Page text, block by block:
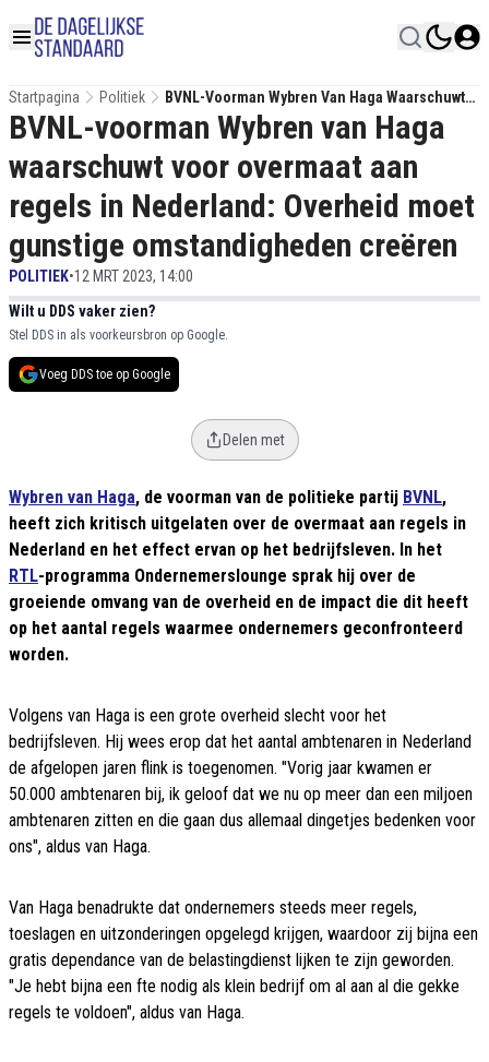
Startpagina Politiek
BVNL-Voorman Wybren Van Haga Waarschuwt
Voor Overmaat Aan Regels In Nederland:
Overheid Moet Gunstige Omstandigheden
Creëren
BVNL-voorman Wybren van Haga
waarschuwt voor overmaat aan
regels in Nederland: Overheid moet
gunstige omstandigheden creëren
POLITIEK•12 MRT 2023, 14:00
Wilt u DDS vaker zien?
Stel DDS in als voorkeursbron op Google.
Voeg DDS toe op Google
Delen met
Wybren van Haga, de voorman van de politieke partij BVNL,
heeft zich kritisch uitgelaten over de overmaat aan regels in
Nederland en het effect ervan op het bedrijfsleven. In het
RTL-programma Ondernemerslounge sprak hij over de
groeiende omvang van de overheid en de impact die dit heeft
op het aantal regels waarmee ondernemers geconfronteerd
worden.
Volgens van Haga is een grote overheid slecht voor het
bedrijfsleven. Hij wees erop dat het aantal ambtenaren in Nederland
de afgelopen jaren flink is toegenomen. "Vorig jaar kwamen er
50.000 ambtenaren bij, ik geloof dat we nu op meer dan een miljoen
ambtenaren zitten en die gaan dus allemaal dingetjes bedenken voor
ons", aldus van Haga.
Van Haga benadrukte dat ondernemers steeds meer regels,
toeslagen en uitzonderingen opgelegd krijgen, waardoor zij bijna een
gratis dependance van de belastingdienst lijken te zijn geworden.
"Je hebt bijna een fte nodig als klein bedrijf om al aan al die gekke
regels te voldoen", aldus van Haga.